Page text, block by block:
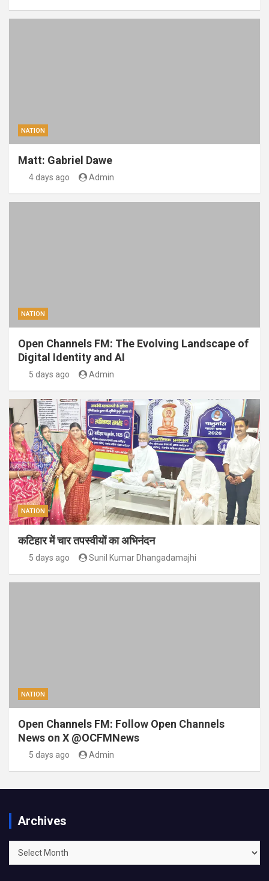
NATION
Matt: Gabriel Dawe
4 days ago Admin
NATION
Open Channels FM: The Evolving Landscape of
Digital Identity and AI
5 days ago Admin
NATION
कटिहार में चार तपस्वीयों का अभिनंदन
5 days ago Sunil Kumar Dhangadamajhi
NATION
Open Channels FM: Follow Open Channels
News on X @OCFMNews
5 days ago Admin
Archives
Archives